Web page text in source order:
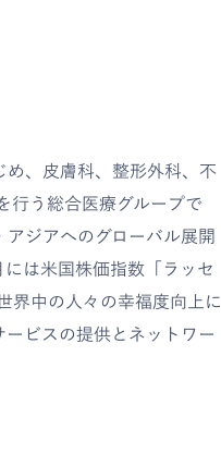
め、皮膚科、整形外科、不
行う総合医療グループで
ジアへのグローバル展開
は米国株価指数「ラッセ
界中の人々の幸福度向上に
ビスの提供とネットワー